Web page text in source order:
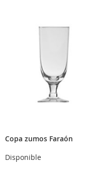
Copa zumos Faraón
Disponible